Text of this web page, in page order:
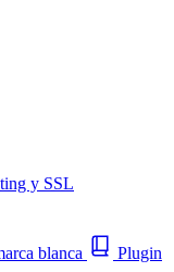
y SSL
blanca
Plugin